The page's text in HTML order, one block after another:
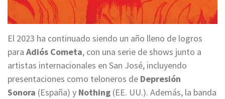
El 2023 ha continuado siendo un año lleno de logros
para Adiós Cometa, con una serie de shows junto a
artistas internacionales en San José, incluyendo
presentaciones como teloneros de Depresión
Sonora (España) y Nothing (EE. UU.). Además, la banda